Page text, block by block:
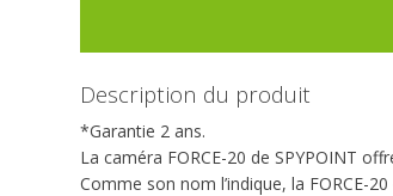
Description du produit
*Garantie 2 ans.
La caméra FORCE-20 de SPYPOINT
Comme son nom l’indique, la FORCE-